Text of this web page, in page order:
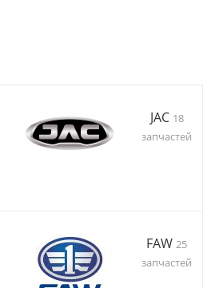
JAC 18
запчастей
FAW 25
запчастей